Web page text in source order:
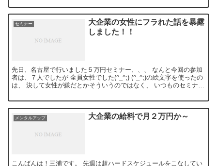
セミナー
大企業の女性にフラれた話を暴露
しました！！
先日、名古屋で行いました５万円セミナー、、、 なんと今回の参加
者は、７人でしたが 全員女性でした(^_^;) (^_^;)の絵文字を使ったの
は、 決して女性が嫌だとかそういうのではなく、 いつものセミナー
メンタルアップ 大企業の給料で月２万円か～
こんばんは！三浦です。 先週は超ハードスケジュールをこなしてい